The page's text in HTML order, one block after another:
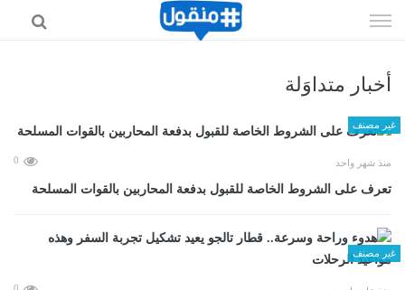
الى
أخبار متداوَلة
غير مصنف
منذ شهر واحد 0
تعرف على الشروط الخاصة للقبول بدفعة المحاربين بالقوات المسلحة
غير مصنف